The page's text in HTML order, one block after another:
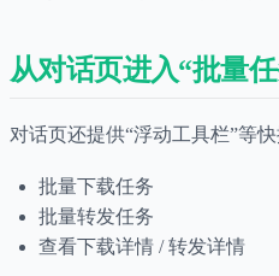
从对话页进入“批量
对话页还提供“浮动工具栏”等
批量下载任务
批量转发任务
查看下载详情 / 转发详情